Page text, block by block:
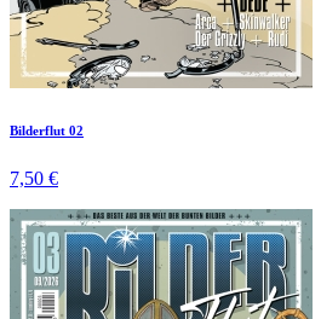
Bilderflut 02
7,50 €